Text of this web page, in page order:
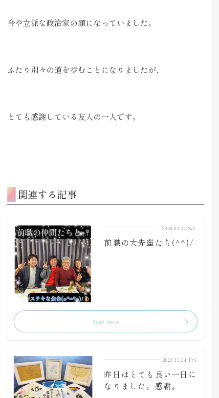
今や立派な政治家の顔になっていました。
ふたり別々の道を歩むことになりましたが、
とても感謝している友人の一人です。
関連する記事
2024.02.24 Sat.
前職の大先輩たち(^^)/
Read more
2023.11.24 Fri.
昨日はとても良い一日に
なりました。感謝。